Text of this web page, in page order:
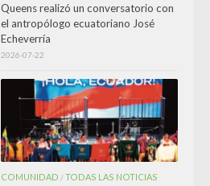
Queens realizó un conversatorio con
el antropólogo ecuatoriano José
Echeverría
2026-07-22
COMUNIDAD /TODAS LAS NOTICIAS